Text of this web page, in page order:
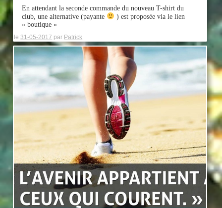
En attendant la seconde commande du nouveau T-shirt du
club, une alternative (payante
) est proposée via le lien
« boutique »
le31-05-2017 par Patrick